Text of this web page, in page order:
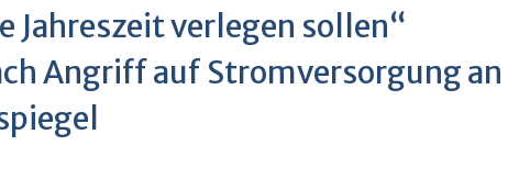
Jahreszeit verlegen sollen“
Angriff auf Stromversorgung an